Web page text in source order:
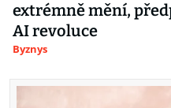
extrémně mění,
AI revoluce
Byznys